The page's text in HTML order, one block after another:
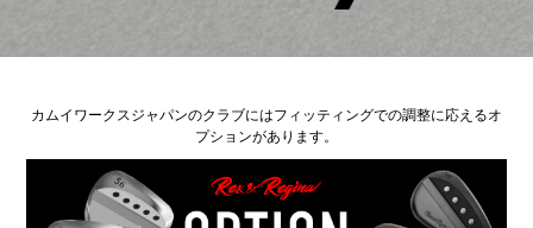
カムイワークスジャパンのクラブにはフィッティングでの調整に応えるオ
プションがあります。